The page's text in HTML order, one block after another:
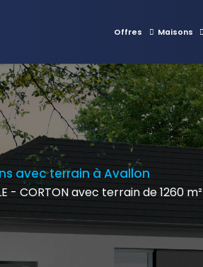
Offres Maisons
avec terrain à Avallon
- CORTON avec terrain de 1260 m²